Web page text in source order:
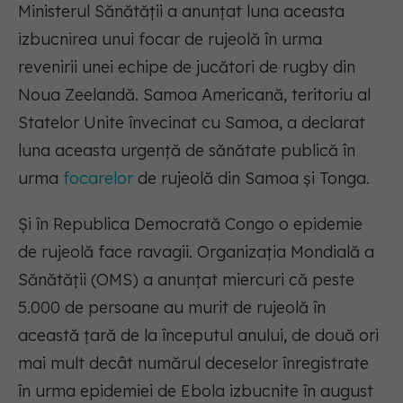
Ministerul Sănătăţii a anunţat luna aceasta
izbucnirea unui focar de rujeolă în urma
revenirii unei echipe de jucători de rugby din
Noua Zeelandă. Samoa Americană, teritoriu al
Statelor Unite învecinat cu Samoa, a declarat
luna aceasta urgenţă de sănătate publică în
urma focarelor de rujeolă din Samoa şi Tonga.
Şi în Republica Democrată Congo o epidemie
de rujeolă face ravagii. Organizaţia Mondială a
Sănătăţii (OMS) a anunţat miercuri că peste
5.000 de persoane au murit de rujeolă în
această ţară de la începutul anului, de două ori
mai mult decât numărul deceselor înregistrate
în urma epidemiei de Ebola izbucnite în august